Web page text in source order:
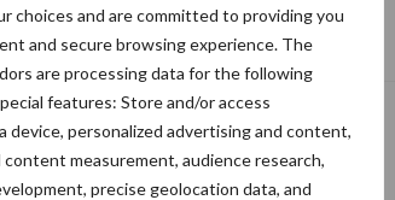
choices and are committed to providing you
and secure browsing experience. The
are processing data for the following
features: Store and/or access
device, personalized advertising and content,
measurement, audience research,
precise geolocation data, and
een vaak onderschatte
voor mastitis